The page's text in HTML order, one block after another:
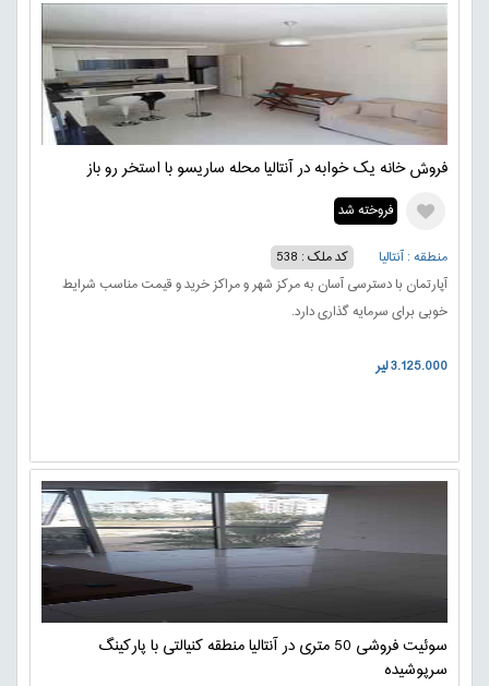
فروش خانه یک خوابه در آنتالیا محله ساریسو با استخر رو باز
فروخته شد
منطقه : آنتالیا
کد ملک : 538
آپارتمان با دسترسی آسان به مرکز شهر و مراکز خرید و قیمت مناسب شرایط
خوبی برای سرمایه گذاری دارد.
3.125.000 لیر
سوئیت فروشی 50 متری در آنتالیا منطقه کنیالتی با پارکینگ
سرپوشیده